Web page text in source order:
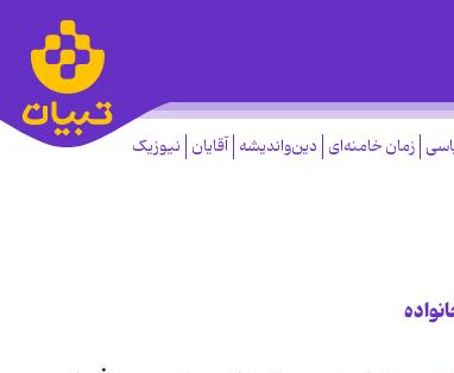
زمان خامنه‌ای دین‌واندیشه آقایان نیوزیک